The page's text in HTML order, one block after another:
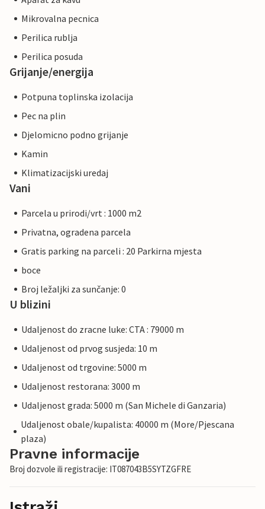
Mikrovalna pecnica
Perilica rublja
Perilica posuda
Grijanje/energija
Potpuna toplinska izolacija
Pec na plin
Djelomicno podno grijanje
Kamin
Klimatizacijski uredaj
Vani
Parcela u prirodi/vrt : 1000 m2
Privatna, ogradena parcela
Gratis parking na parceli : 20 Parkirna mjesta
boce
Broj ležaljki za sunčanje: 0
U blizini
Udaljenost do zracne luke: CTA : 79000 m
Udaljenost od prvog susjeda: 10 m
Udaljenost od trgovine: 5000 m
Udaljenost restorana: 3000 m
Udaljenost grada: 5000 m (San Michele di Ganzaria)
Udaljenost obale/kupalista: 40000 m (More/Pjescana
plaza)
Pravne informacije
Broj dozvole ili registracije: IT087043B5SYTZGFRE